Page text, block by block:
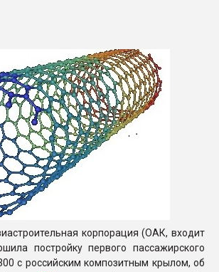
ПЕРЕЙТИ НА
корпорация (ОАК, входит
постройку первого пассажирского
с российским композитным крылом, об